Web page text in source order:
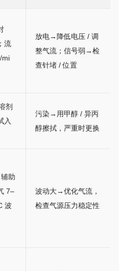
流
mi
放电→降低电压 / 调
整气流；信号弱→检
查针堵 / 位置
剂
入
污染→用甲醇 / 异丙
醇擦拭，严重时更换
助
7–
波
波动大→优化气流，
检查气源压力稳定性